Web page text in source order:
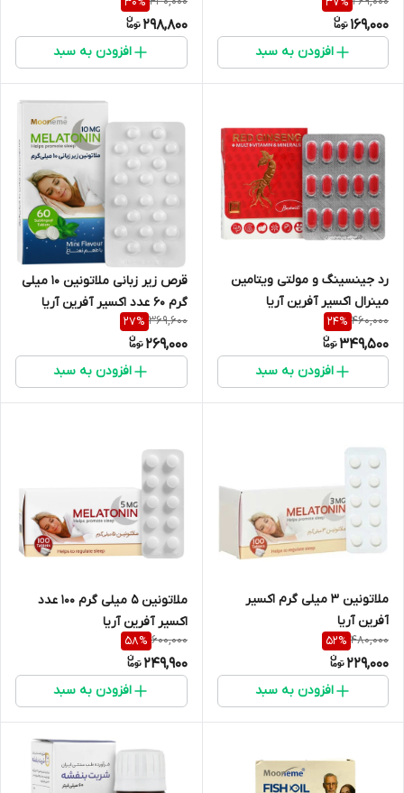
169,000
افزودن به سبد
298,800
افزودن به سبد
رد جینسینگ و مولتی ویتامین
مینرال اکسیر آفرین آریا
460,000
24%
349,500
افزودن به سبد
قرص زیر زبانی ملاتونین 10 میلی
گرم 60 عدد اکسیر آفرین آریا
369,600
27%
269,000
افزودن به سبد
ملاتونین 3 میلی گرم اکسیر
آفرین آریا
480,000
52%
229,000
افزودن به سبد
ملاتونین 5 میلی گرم 100 عدد
اکسیر آفرین آریا
600,000
58%
249,900
افزودن به سبد